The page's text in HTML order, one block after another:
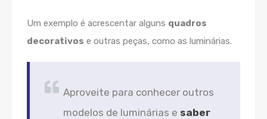
Um exemplo é acrescentar alguns quadros
decorativos e outras peças, como as luminárias.
Aproveite para conhecer outros
modelos de luminárias e saber